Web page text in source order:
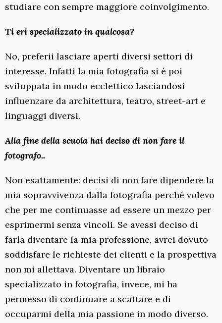
studiare con sempre maggiore coinvolgimento.
Ti eri specializzato in qualcosa?
No, preferii lasciare aperti diversi settori di
interesse. Infatti la mia fotografia si è poi
sviluppata in modo ecclettico lasciandosi
influenzare da architettura, teatro, street-art e
linguaggi diversi.
Alla fine della scuola hai deciso di non fare il
fotografo..
Non esattamente: decisi di non fare dipendere la
mia sopravvivenza dalla fotografia perché volevo
che per me continuasse ad essere un mezzo per
esprimermi senza vincoli. Se avessi deciso di
farla diventare la mia professione, avrei dovuto
soddisfare le richieste dei clienti e la prospettiva
non mi allettava. Diventare un libraio
specializzato in fotografia, invece, mi ha
permesso di continuare a scattare e di
occuparmi della mia passione in modo diverso.